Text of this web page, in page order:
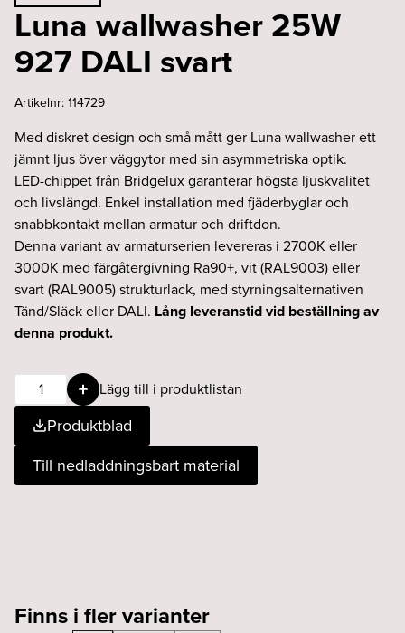
Luna wallwasher 25W
927 DALI svart
Artikelnr:114729
Med diskret design och små mått ger Luna wallwasher ett
jämnt ljus över väggytor med sin asymmetriska optik.
LED-chippet från Bridgelux garanterar högsta ljuskvalitet
och livslängd. Enkel installation med fjäderbyglar och
snabbkontakt mellan armatur och driftdon.
Denna variant av armaturserien levereras i 2700K eller
3000K med färgåtergivning Ra90+, vit (RAL9003) eller
svart (RAL9005) strukturlack, med styrningsalternativen
Tänd/Släck eller DALI. Lång leveranstid vid beställning av
denna produkt.
Luna
wallwasher
25W
927
DALI
svart
Lägg till i produktlistan
Produktblad
Till nedladdningsbart material
Finns i fler varianter